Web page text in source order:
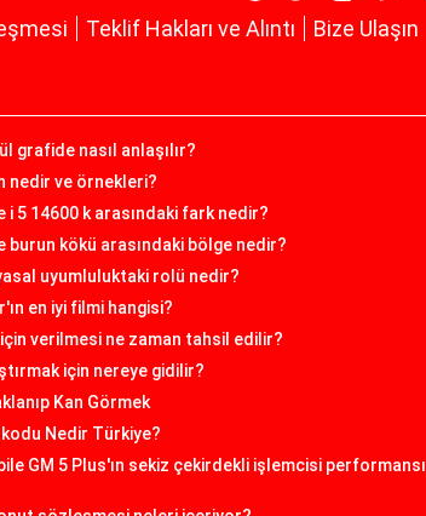
Teklif Hakları ve Alıntı Bize Ulaşın
grafide nasıl anlaşılır?
nedir ve örnekleri?
i 5 14600 k arasındaki fark nedir?
burun kökü arasındaki bölge nedir?
uyumluluktaki rolü nedir?
en iyi filmi hangisi?
verilmesi ne zaman tahsil edilir?
için nereye gidilir?
Kan Görmek
Nedir Türkiye?
GM 5 Plus'ın sekiz çekirdekli işlemcisi performansı